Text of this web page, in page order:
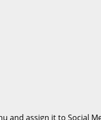
and assign it to Social